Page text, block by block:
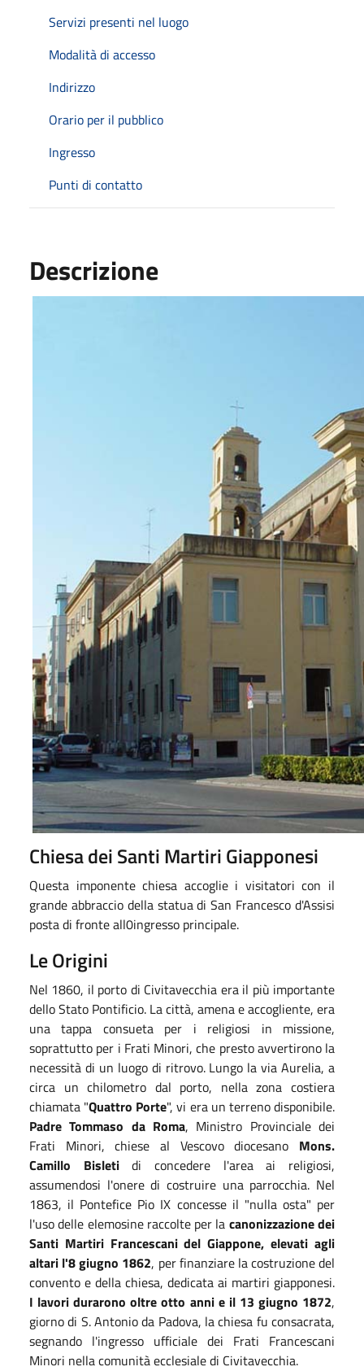
Servizi presenti nel luogo
Modalità di accesso
Indirizzo
Orario per il pubblico
Ingresso
Punti di contatto
Descrizione
Chiesa dei Santi Martiri Giapponesi
Questa imponente chiesa accoglie i visitatori con il
grande abbraccio della statua di San Francesco d'Assisi
posta di fronte all0ingresso principale.
Le Origini
Nel 1860, il porto di Civitavecchia era il più importante
dello Stato Pontificio. La città, amena e accogliente, era
una tappa consueta per i religiosi in missione,
soprattutto per i Frati Minori, che presto avvertirono la
necessità di un luogo di ritrovo. Lungo la via Aurelia, a
circa un chilometro dal porto, nella zona costiera
chiamata "Quattro Porte", vi era un terreno disponibile.
Padre Tommaso da Roma, Ministro Provinciale dei
Frati Minori, chiese al Vescovo diocesano Mons.
Camillo Bisletidi concedere l'area ai religiosi,
assumendosi l'onere di costruire una parrocchia. Nel
1863, il Pontefice Pio IX concesse il "nulla osta" per
l'uso delle elemosine raccolte per la canonizzazione dei
Santi Martiri Francescani del Giappone, elevati agli
altari l'8 giugno 1862, per finanziare la costruzione del
convento e della chiesa, dedicata ai martiri giapponesi.
I lavori durarono oltre otto anni e il 13 giugno 1872,
giorno di S. Antonio da Padova, la chiesa fu consacrata,
segnando l'ingresso ufficiale dei Frati Francescani
Minori nella comunità ecclesiale di Civitavecchia.